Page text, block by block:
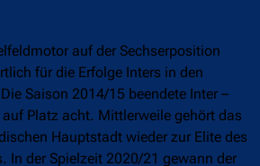
auf der Sechserposition
für die Erfolge Inters in den
Saison 2014/15 beendete Inter –
Platz acht. Mittlerweile gehört das
Hauptstadt wieder zur Elite des
In der Spielzeit 2020/21 gewann der